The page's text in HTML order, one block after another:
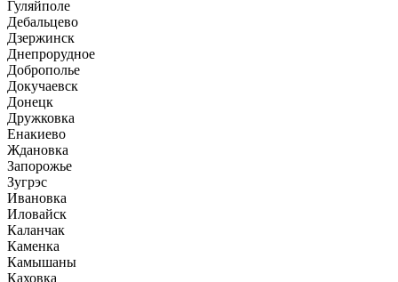
Гуляйполе
Дебальцево
Дзержинск
Днепрорудное
Доброполье
Докучаевск
Донецк
Дружковка
Енакиево
Ждановка
Запорожье
Зугрэс
Ивановка
Иловайск
Каланчак
Каменка
Камышаны
Каховка